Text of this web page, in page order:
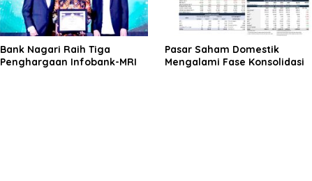
Bank Nagari Raih Tiga
Penghargaan Infobank-MRI
Pasar Saham Domestik
Mengalami Fase Konsolidasi